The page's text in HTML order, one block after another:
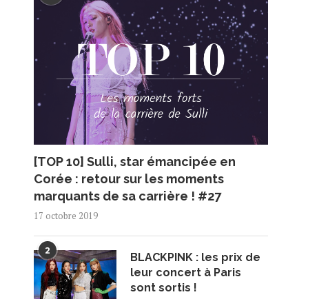
[TOP 10] Sulli, star émancipée en
Corée : retour sur les moments
marquants de sa carrière ! #27
17 octobre 2019
2
BLACKPINK : les prix de
leur concert à Paris
sont sortis !